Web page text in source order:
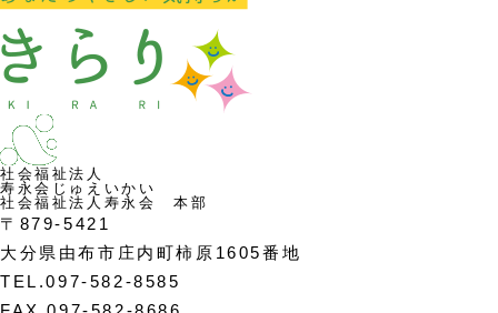
社会福祉法人
寿永会 じゅえいかい
社会福祉法人寿永会 本部
〒879-5421
大分県由布市庄内町柿原1605番地
TEL.097-582-8585